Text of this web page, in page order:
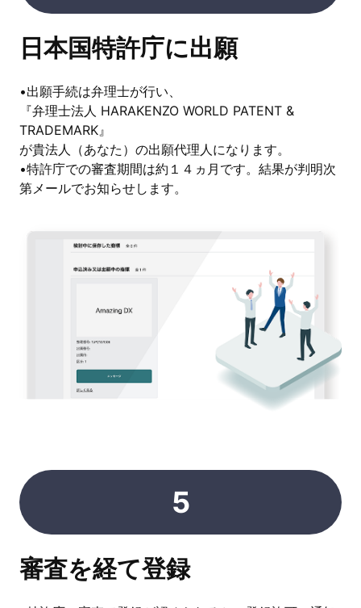
日本国特許庁に出願
•出願手続は弁理士が行い、
『弁理士法人 HARAKENZO WORLD PATENT &
TRADEMARK』
が貴法人（あなた）の出願代理人になります。
•特許庁での審査期間は約１４ヵ月です。結果が判明次
第メールでお知らせします。
5
審査を経て登録